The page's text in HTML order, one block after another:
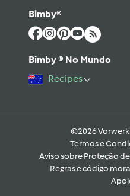
Bimby®
Bimby ® No Mundo
Recipes
©2026 Vorwerk
Termos e
Aviso sobre Proteção
Regras e código